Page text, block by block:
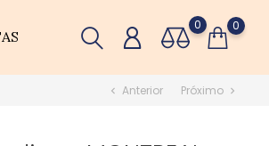
0 0
chevron_left Anterior Próximo chevron_right